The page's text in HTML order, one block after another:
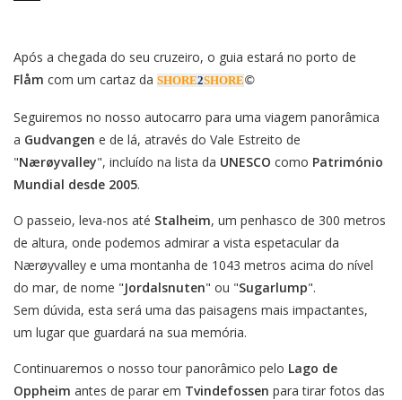
Após a chegada do seu cruzeiro, o guia estará no porto de
Flåm com um cartaz da SHORE2SHORE©
Seguiremos no nosso autocarro para uma viagem panorâmica
a Gudvangen e de lá, através do Vale Estreito de
"Nærøyvalley", incluído na lista da UNESCO como Património
Mundial desde 2005.
O passeio, leva-nos até Stalheim, um penhasco de 300 metros
de altura, onde podemos admirar a vista espetacular da
Nærøyvalley e uma montanha de 1043 metros acima do nível
do mar, de nome "Jordalsnuten" ou "Sugarlump".
Sem dúvida, esta será uma das paisagens mais impactantes,
um lugar que guardará na sua memória.
Continuaremos o nosso tour panorâmico pelo Lago de
Oppheim antes de parar em Tvindefossen para tirar fotos das